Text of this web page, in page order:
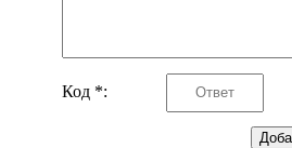
Код *: